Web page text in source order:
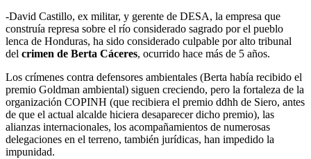
-David Castillo, ex militar, y gerente de DESA, la empresa que
construía represa sobre el río considerado sagrado por el pueblo
lenca de Honduras, ha sido considerado culpable por alto tribunal
del crimen de Berta Cáceres, ocurrido hace más de 5 años.
Los crímenes contra defensores ambientales (Berta había recibido el
premio Goldman ambiental) siguen creciendo, pero la fortaleza de la
organización COPINH (que recibiera el premio ddhh de Siero, antes
de que el actual alcalde hiciera desaparecer dicho premio), las
alianzas internacionales, los acompañamientos de numerosas
delegaciones en el terreno, también jurídicas, han impedido la
impunidad.